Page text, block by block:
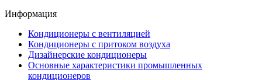
Информация
Кондиционеры с вентиляцией
Кондиционеры с притоком воздуха
Дизайнерские кондиционеры
Основные характеристики промышленных
кондиционеров